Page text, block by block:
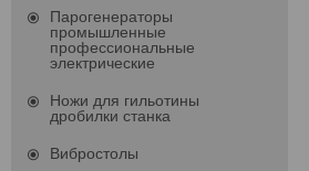
Парогенераторы
промышленные
профессиональные
электрические
Ножи для гильотины
дробилки станка
Вибростолы